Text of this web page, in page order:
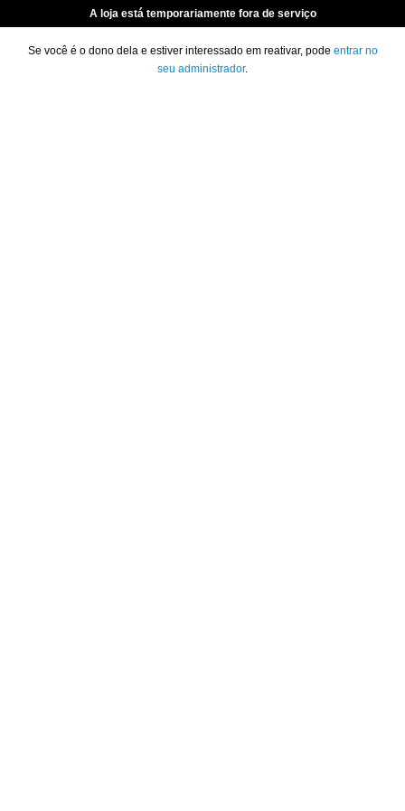
A loja está temporariamente fora de serviço
Se você é o dono dela e estiver interessado em reativar, pode entrar no
seu administrador.